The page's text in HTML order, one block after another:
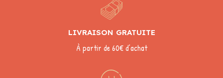
LIVRAISON GRATUITE
À partir de 60€ d’achat